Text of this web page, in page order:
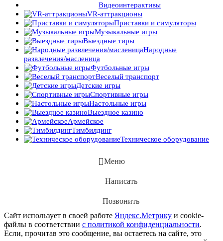
Видеоинтерактивы
VR-аттракционы
Приставки и симуляторы
Музыкальные игры
Выездные тиры
Народные
развлечения/масленица
Футбольные игры
Веселый транспорт
Детские игры
Спортивные игры
Настольные игры
Выездное казино
Армейское
Тимбилдинг
Техническое оборудование
Меню
Написать
Позвонить
Сайт использует в своей работе Яндекс.Метрику и cookie-
файлы в соответствии с политикой конфиденциальности.
Если, прочитав это сообщение, вы остаетесь на сайте, это